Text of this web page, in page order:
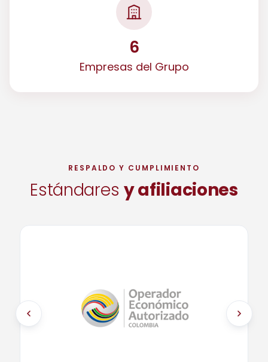
6
Empresas del Grupo
RESPALDO Y CUMPLIMIENTO
Estándares y afiliaciones
RESOLUCIÓN
N.° 007501 de 2022